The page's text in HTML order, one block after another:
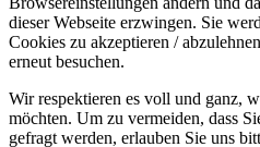
dieser Webseite erzwingen. Sie
Cookies zu akzeptieren /
erneut besuchen.
Wir respektieren es voll und ganz,
möchten. Um zu vermeiden, dass
gefragt werden, erlauben Sie uns